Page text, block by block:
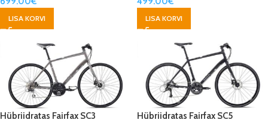
LISA KORVI LISA KORVI
Hübriidratas Fairfax SC3 Hübriidratas Fairfax SC5